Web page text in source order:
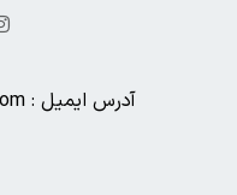
آدرس ایمیل : Digibookshahr@gmail.com